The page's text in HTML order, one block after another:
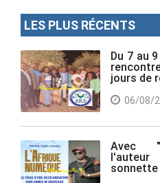
LES PLUS RÉCENTS
Du 7 au
jours de
06/08/
Avec
sonnette